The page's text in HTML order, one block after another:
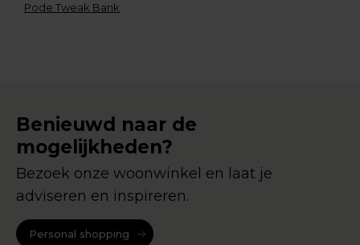
Pode Tweak Bank
Benieuwd naar de
mogelijkheden?
Bezoek onze woonwinkel en laat je
adviseren en inspireren.
Personal shopping